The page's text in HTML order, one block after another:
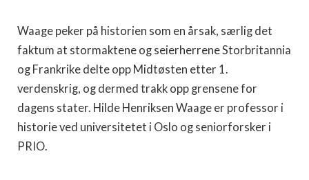
Waage peker på historien som en årsak, særlig det
faktum at stormaktene og seierherrene Storbritannia
og Frankrike delte opp Midtøsten etter 1.
verdenskrig, og dermed trakk opp grensene for
dagens stater. Hilde Henriksen Waage er professor i
historie ved universitetet i Oslo og seniorforsker i
PRIO.